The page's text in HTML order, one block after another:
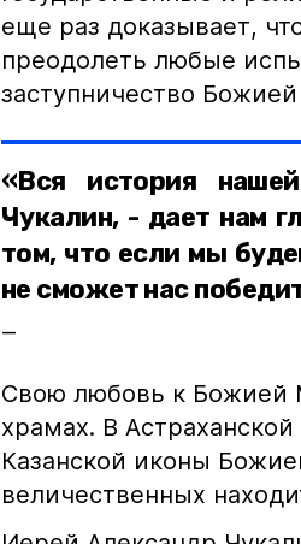
еще раз доказывает,
преодолеть любые
заступничество
«Вся история
Чукалин, - дает нам
том, что если мы
не сможет нас
Свою любовь к Божией
храмах. В
Казанской иконы
величественных